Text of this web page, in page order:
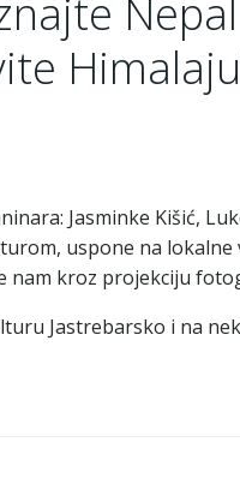
Jasminke Kišić,
uspone na
nam kroz projekciju
Jastrebarsko i na